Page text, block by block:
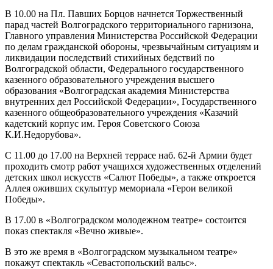
В 10.00 на Пл. Павших Борцов начнется Торжественный
парад частей Волгоградского территориального гарнизона,
Главного управления Министерства Российской Федерации
по делам гражданской обороны, чрезвычайным ситуациям и
ликвидации последствий стихийных бедствий по
Волгоградской области, Федерального государственного
казенного образовательного учреждения высшего
образования «Волгоградская академия Министерства
внутренних дел Российской Федерации», Государственного
казенного общеобразовательного учреждения «Казачий
кадетский корпус им. Героя Советского Союза
К.И.Недорубова».
С 11.00 до 17.00 на Верхней террасе наб. 62-й Армии будет
проходить смотр работ учащихся художественных отделений
детских школ искусств «Салют Победы», а также откроется
Аллея оживших скульптур мемориала «Герои великой
Победы».
В 17.00 в «Волгоградском молодежном театре» состоится
показ спектакля «Вечно живые».
В это же время в «Волгоградском музыкальном театре»
покажут спектакль «Севастопольский вальс».